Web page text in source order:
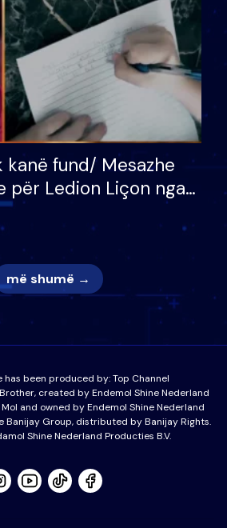
kanë fund/ Mesazhe
për Ledion Liçon nga
e tij, moderatori
lotët: Nuk meritoj…
më shumë →
has been produced by:Top Channel
created by Endemol Shine Nederland
and owned by Endemol Shine Nederland
Banijay Group, distributed by Banijay Rights.
Shine Nederland Producties B.V.